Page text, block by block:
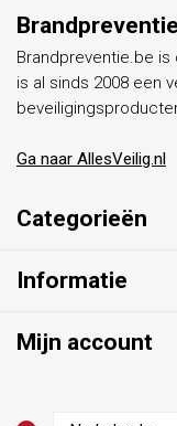
Brandpreventie.be is
is al sinds 2008 een
Ga naar AllesVeilig.nl
Categorieën
Informatie
Mijn account